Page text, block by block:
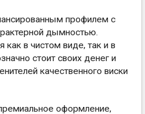
профилем с
дымностью.
как в чистом виде, так и в
стоит своих денег и
качественного виски
оформление,